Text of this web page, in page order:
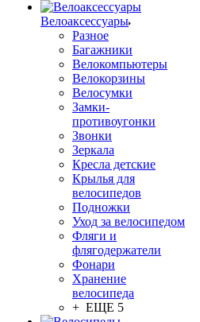
Велоаксессуары
Разное
Багажники
Велокомпьютеры
Велокорзины
Велосумки
Замки-
противоугонки
Звонки
Зеркала
Кресла детские
Крылья для
велосипедов
Подножки
Уход за велосипедом
Фляги и
флягодержатели
Фонари
Хранение
велосипеда
+ ЕЩЕ 5